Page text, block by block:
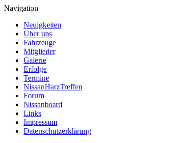
Navigation
Neuigkeiten
Über uns
Fahrzeuge
Mitglieder
Galerie
Erfolge
Termine
NissanHarzTreffen
Forum
Nissanboard
Links
Impressum
Datenschutzerklärung